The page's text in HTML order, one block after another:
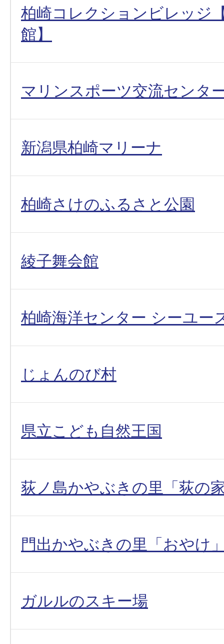
柏崎コレクションビレッジ
館】
マリンスポーツ交流センタ
新潟県柏崎マリーナ
柏崎さけのふるさと公園
綾子舞会館
柏崎海洋センター シーユー
じょんのび村
県立こども自然王国
荻ノ島かやぶきの里「荻の
門出かやぶきの里「おやけ
ガルルのスキー場